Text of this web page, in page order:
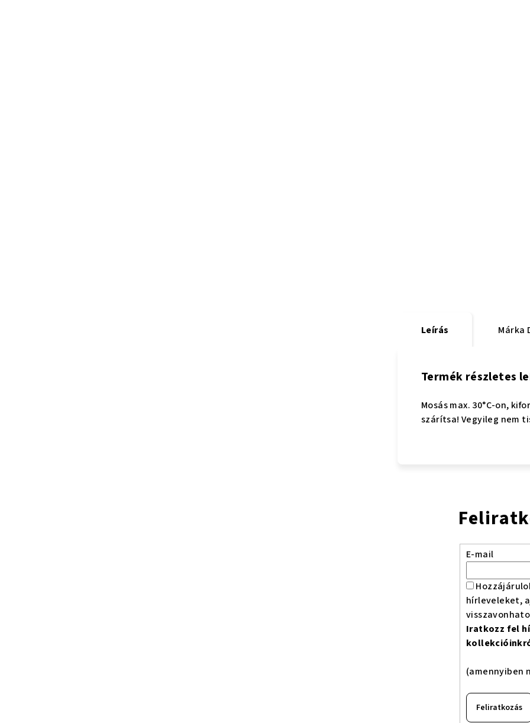
Leírás Márka
Termék részletes
Mosás max. 30°C-on,
szárítsa! Vegyileg nem
E-mail
hírleveleket,
Iratkozz fel
(amennyiben
Feliratkozás